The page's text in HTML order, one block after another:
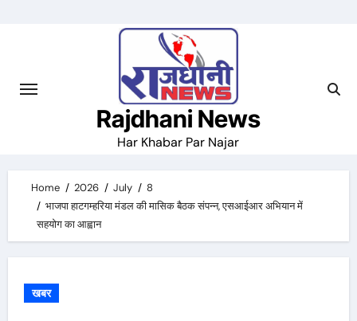
Rajdhani News
Har Khabar Par Najar
Home 2026 July
8
भाजपा हाटगम्हरिया मंडल की मासिक बैठक संपन्न, एसआईआर अभियान में
सहयोग का आह्वान
खबर